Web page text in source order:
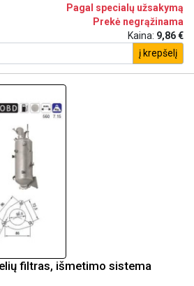
Pagal specialų užsakymą
Prekė negrąžinama
Kaina: 9,86 €
į krepšelį
filtras, išmetimo sistema